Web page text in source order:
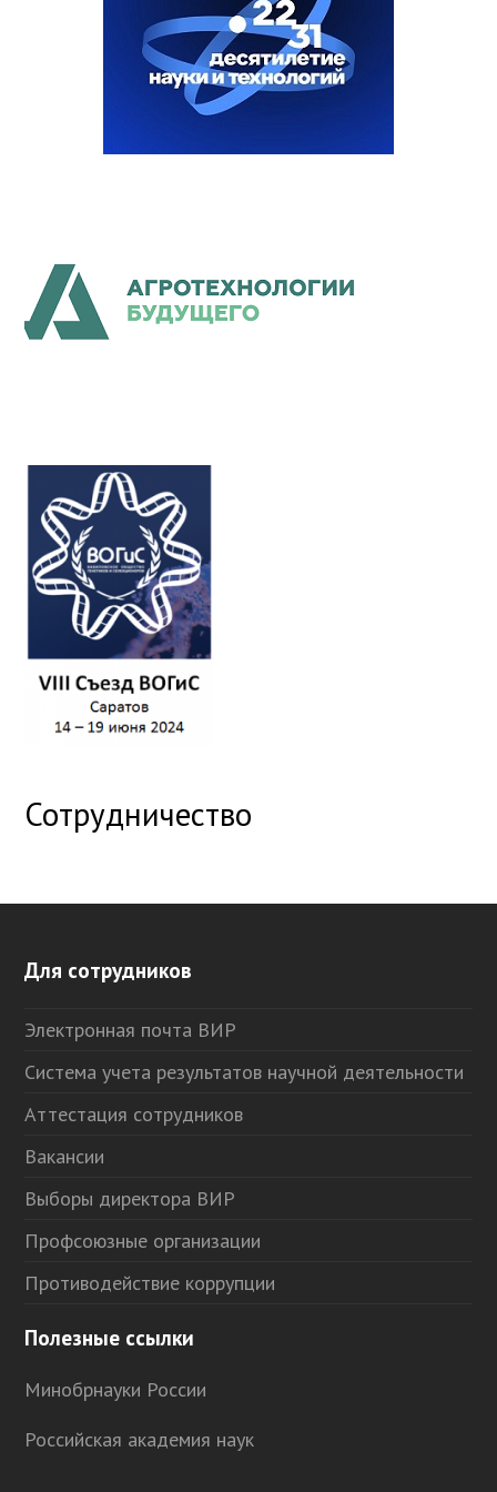
Сотрудничество
Для сотрудников
Электронная почта ВИР
Система учета результатов научной деятельности
Аттестация сотрудников
Вакансии
Выборы директора ВИР
Профсоюзные организации
Противодействие коррупции
Полезные ссылки
Минобрнауки России
Российская академия наук